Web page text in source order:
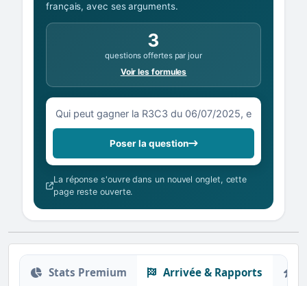
français, avec ses arguments.
3
questions offertes par jour
Voir les formules
Votre question sur la R3C3 du 06/07/2025
Poser la question
La réponse s'ouvre dans un nouvel onglet, cette
page reste ouverte.
Stats Premium Arrivée & Rapports